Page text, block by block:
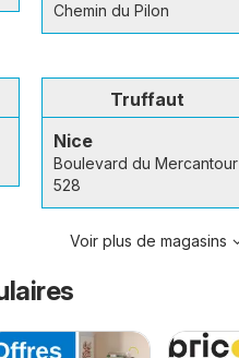
Chemin du Pilon
Truffaut
Nice
Boulevard du Mercantour
528
Voir plus de magasins